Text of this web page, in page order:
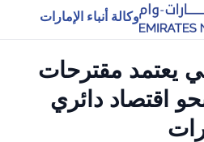
وكالة أنباء الإمارات
يعتمد مقترحات
اقتصاد دائري